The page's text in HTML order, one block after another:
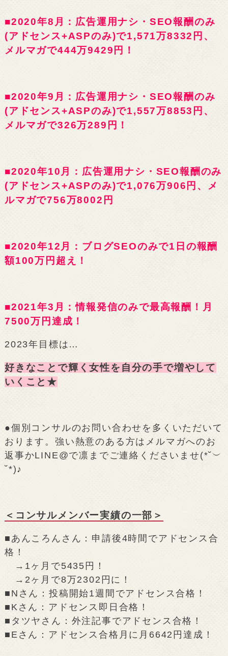
■2020年8月：広告運用ナシ・SEO報酬のみ
(アドセンス+ASPのみ)で1,571万8332円、
メルマガで444万9429円！
■2020年9月：広告運用ナシ・SEO報酬のみ
(アドセンス+ASPのみ)で1,557万8853円、
メルマガで326万289円！
■2020年10月：広告運用ナシ・SEO報酬のみ
(アドセンス+ASPのみ)で1,076万906円、メ
ルマガで756万8002円
■2020年12月：ブログSEOのみで1日の報酬
額100万円超え！
■2021年3月：情報発信のみで最高報酬！月
7500万円達成！
2023年目標は…
好きなことで輝く女性を自分の手で増やして
いくこと★
●個別コンサルのお問い合わせを多くいただいて
おります。強い熱意のある方はメルマガへのお
返事かLINE@で凛までご連絡くださいませ(*˘︶
˘*)♪
＜コンサルメンバー実績の一部＞
■あんころんさん：申請後4時間でアドセンス合
格！
→1ヶ月で5435円！
→2ヶ月で8万2302円に！
■Nさん：投稿開始1週間でアドセンス合格！
■Kさん：アドセンス即日合格！
■タツヤさん：外注記事でアドセンス合格！
■Eさん：アドセンス合格月に月6642円達成！